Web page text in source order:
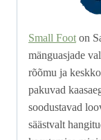
Small Foot on
mänguasjade
rõõmu ja
pakuvad
soodustavad
säästvalt